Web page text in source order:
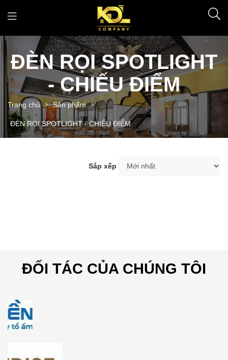
ĐÈN RỌI SPOTLIGHT
- CHIẾU ĐIỂM
Trang chủ Sản phẩm
ĐÈN RỌI SPOTLIGHT - CHIẾU ĐIỂM
Sắp xếp
ĐỐI TÁC CỦA CHÚNG TÔI